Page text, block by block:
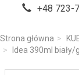
+48 723-
Strona główna
Idea 390ml